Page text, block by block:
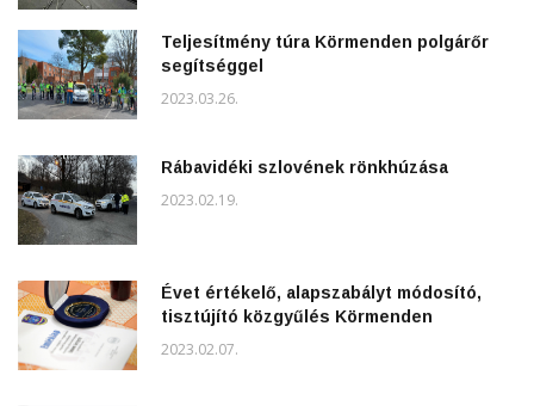
Teljesítmény túra Körmenden polgárőr
segítséggel
2023.03.26.
Rábavidéki szlovének rönkhúzása
2023.02.19.
Évet értékelő, alapszabályt módosító,
tisztújító közgyűlés Körmenden
2023.02.07.